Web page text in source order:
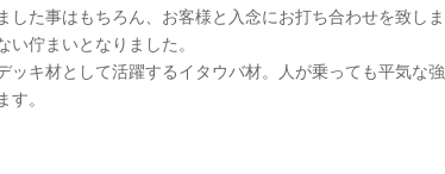
した事はもちろん、お客様と入念にお打ち合わせを致しま
い佇まいとなりました。
ッキ材として活躍するイタウバ材。人が乗っても平気な強
す。